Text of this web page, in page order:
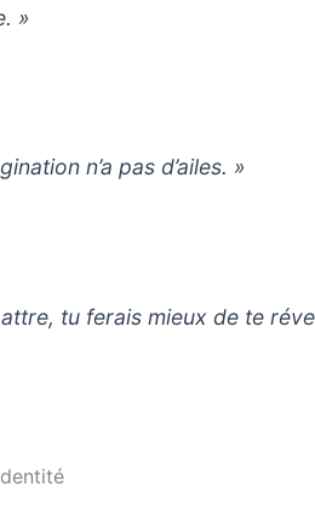
»
n’a pas d’ailes. »
tu ferais mieux de te